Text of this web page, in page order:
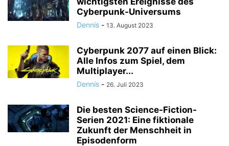
Cyberpunk-Universums
Dennis - 13. August 2023
Cyberpunk 2077 auf einen Blick:
Alle Infos zum Spiel, dem
Multiplayer...
Dennis - 26. Juli 2023
Die besten Science-Fiction-
Serien 2021: Eine fiktionale
Zukunft der Menschheit in
Episodenform